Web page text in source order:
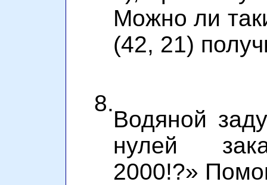
Можно ли
(42, 21)
8.
Водяной
нулей
2000!?»